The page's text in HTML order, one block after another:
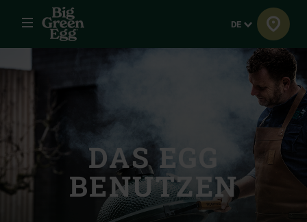
Menü Sprache
DE
DAS EGG
BENUTZEN